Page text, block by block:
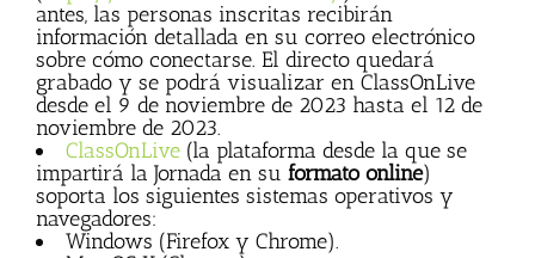
antes, las personas inscritas recibirán
información detallada en su correo electrónico
sobre cómo conectarse. El directo quedará
grabado y se podrá visualizar en ClassOnLive
desde el 9 de noviembre de 2023 hasta el 12 de
noviembre de 2023.
ClassOnLive (la plataforma desde la que se
impartirá la Jornada en su formato online)
soporta los siguientes sistemas operativos y
navegadores:
Windows (Firefox y Chrome).